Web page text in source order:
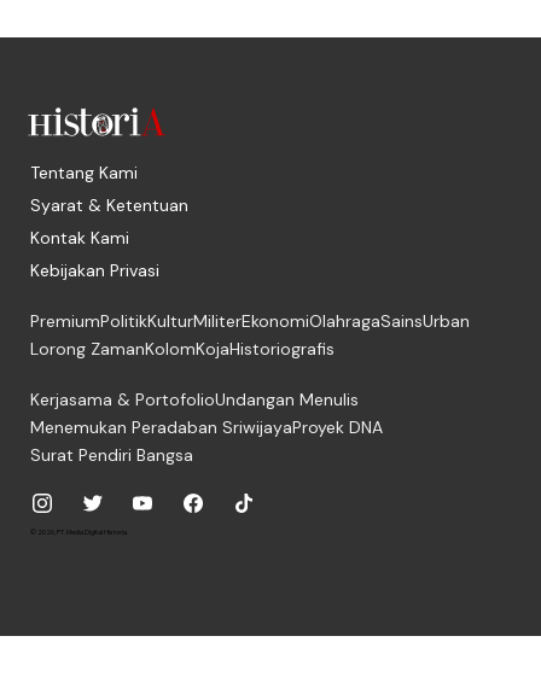
Tentang Kami
Syarat & Ketentuan
Kontak Kami
Kebijakan Privasi
PremiumPolitikKulturMiliterEkonomiOlahragaSainsUrban
Lorong ZamanKolomKojaHistoriografis
Kerjasama & PortofolioUndangan Menulis
Menemukan Peradaban SriwijayaProyek DNA
Surat Pendiri Bangsa
© 2026, PT. Media Digital Historia.